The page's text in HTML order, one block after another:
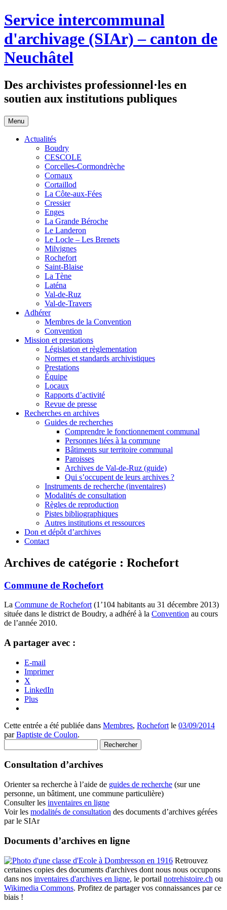
Aller
au
contenu
Service intercommunal
d'archivage (SIAr) – canton de
Neuchâtel
Des archivistes professionnel·les en
soutien aux institutions publiques
Menu
Actualités
Boudry
CESCOLE
Corcelles-Cormondrèche
Cornaux
Cortaillod
La Côte-aux-Fées
Cressier
Enges
La Grande Béroche
Le Landeron
Le Locle – Les Brenets
Milvignes
Rochefort
Saint-Blaise
La Tène
Laténa
Val-de-Ruz
Val-de-Travers
Adhérer
Membres de la Convention
Convention
Mission et prestations
Législation et règlementation
Normes et standards archivistiques
Prestations
Équipe
Locaux
Rapports d’activité
Revue de presse
Recherches en archives
Guides de recherches
Comprendre le fonctionnement communal
Personnes liées à la commune
Bâtiments sur territoire communal
Paroisses
Archives de Val-de-Ruz (guide)
Qui s’occupent de leurs archives ?
Instruments de recherche (inventaires)
Modalités de consultation
Règles de reproduction
Pistes bibliographiques
Autres institutions et ressources
Don et dépôt d’archives
Contact
Archives de catégorie : Rochefort
Commune de Rochefort
La Commune de Rochefort (1’104 habitants au 31 décembre 2013)
située dans le district de Boudry, a adhéré à la Convention au cours
de l’année 2010.
A partager avec :
E-mail
Imprimer
X
LinkedIn
Plus
Cette entrée a été publiée dans Membres, Rochefort le 03/09/2014
parBaptiste de Coulon.
Consultation d’archives
Orienter sa recherche à l’aide de guides de recherche (sur une
personne, un bâtiment, une commune particulière)
Consulter les inventaires en ligne
Voir les modalités de consultation des documents d’archives gérées
par le SIAr
Documents d’archives en ligne
Retrouvez
certaines copies des documents d'archives dont nous nous occupons
dans nos inventaires d'archives en ligne, le portail notrehistoire.ch ou
Wikimedia Commons. Profitez de partager vos connaissances par ce
biais !